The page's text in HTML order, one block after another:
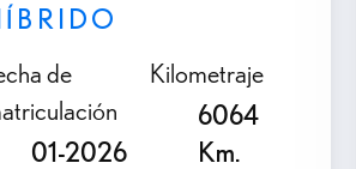
de
01-2026
Kilometraje
6064
Km.